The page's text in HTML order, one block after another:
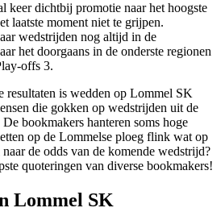
keer dichtbij promotie naar het hoogste
laatste moment niet te grijpen.
wedstrijden nog altijd in de
het doorgaans in de onderste regionen
offs 3.
resultaten is wedden op Lommel SK
die gokken op wedstrijden uit de
bookmakers hanteren soms hoge
op de Lommelse ploeg flink wat op
de odds van de komende wedstrijd?
quoteringen van diverse bookmakers!
Lommel SK